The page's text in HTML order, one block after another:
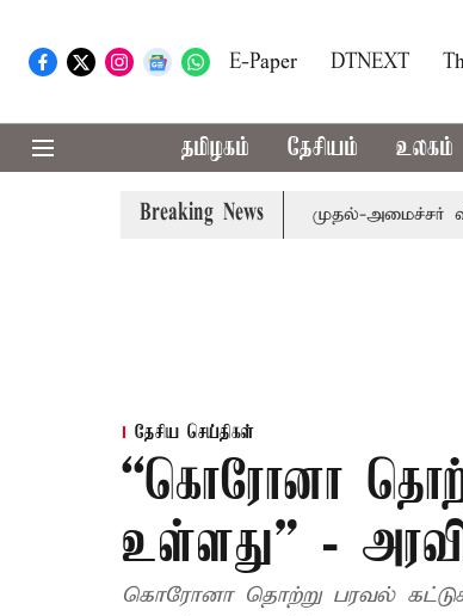
E-Paper DTNEXT
தமிழகம் தேசியம் உலகம்
Breaking News
எம்.பி.க்கள் கூட்டத்துக்கு முதல்-அமைச்சர் விஜய்
தேசிய செய்திகள்
“கொரோனா
உள்ளது” -
கொரோனா தொற்று பரவல்